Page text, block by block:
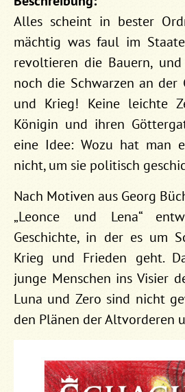
Alles scheint in bester
mächtig was faul im
revoltieren die Bauern,
noch die Schwarzen an der
und Krieg! Keine leichte
Königin und ihren
eine Idee: Wozu hat man
nicht, um sie politisch
Nach Motiven aus Georg
„Leonce und Lena“
Geschichte, in der es um
Krieg und Frieden geht.
junge Menschen ins Visier
Luna und Zero sind nicht
den Plänen der Altvorderen